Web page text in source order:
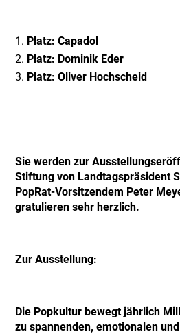
Platz: Capadol
Platz: Dominik Eder
Platz: Oliver Hochscheid
Sie werden zur
Stiftung von Landtagspräsident
PopRat-Vorsitzendem Peter
gratulieren sehr herzlich.
Zur Ausstellung:
Die Popkultur bewegt jährlich
zu spannenden, emotionalen